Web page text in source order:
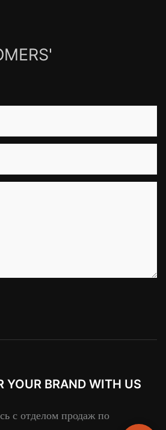
YOUR BRAND WITH US
с отделом продаж по